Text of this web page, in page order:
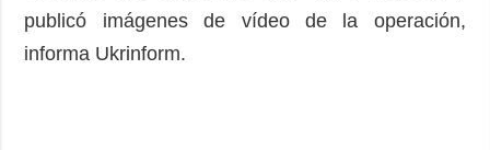
publicó imágenes de vídeo de la operación,
informa Ukrinform.